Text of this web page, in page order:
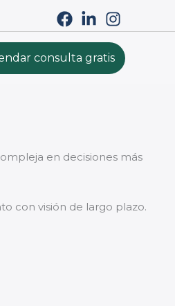
consulta gratis
en decisiones más
con visión de largo plazo.